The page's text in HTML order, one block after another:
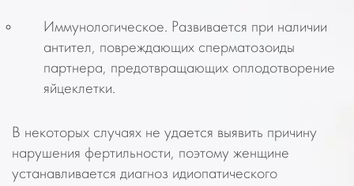
Иммунологическое. Развивается при наличии
антител, повреждающих сперматозоиды
партнера, предотвращающих оплодотворение
яйцеклетки.
В некоторых случаях не удается выявить причину
нарушения фертильности, поэтому женщине
устанавливается диагноз идиопатического